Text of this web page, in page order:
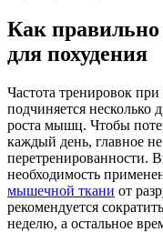
Как правильно
для похудения
Частота тренировок
подчиняется несколько
роста мышц. Чтобы
каждый день, главное
перетренированности.
необходимость
мышечной ткани от
рекомендуется
неделю, а остальное